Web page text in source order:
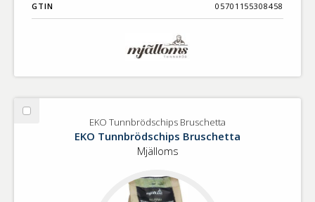
GTIN 05701155308458
Välj
Tunnbrödschips
EKO Tunnbrödschips Bruschetta
EKO Tunnbrödschips Bruschetta
Mjälloms